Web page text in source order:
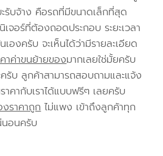
ะรับจ้าง คือรถที่มีขนาดเล็กที่สุด
จอร์ที่ต้องถอดประกอบ ระยะเวลา
องครับ จะเห็นได้ว่ามีรายละเอียด
าค่าขนย้ายของมากเลยใช่มั้ยครับ
รับ ลูกค้าสามารถสอบถามและแจ้ง
าคากับเราได้แบบฟรีๆ เลยครับ
ราคาถูกไม่แพง เข้าถึงลูกค้าทุก
นอนครับ